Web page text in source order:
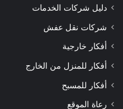
دليل شركات الخدمات
شركات نقل عفش
أفكار خارجية
أفكار للمنزل من الخارج
أفكار للمسبح
رعاة الموقع